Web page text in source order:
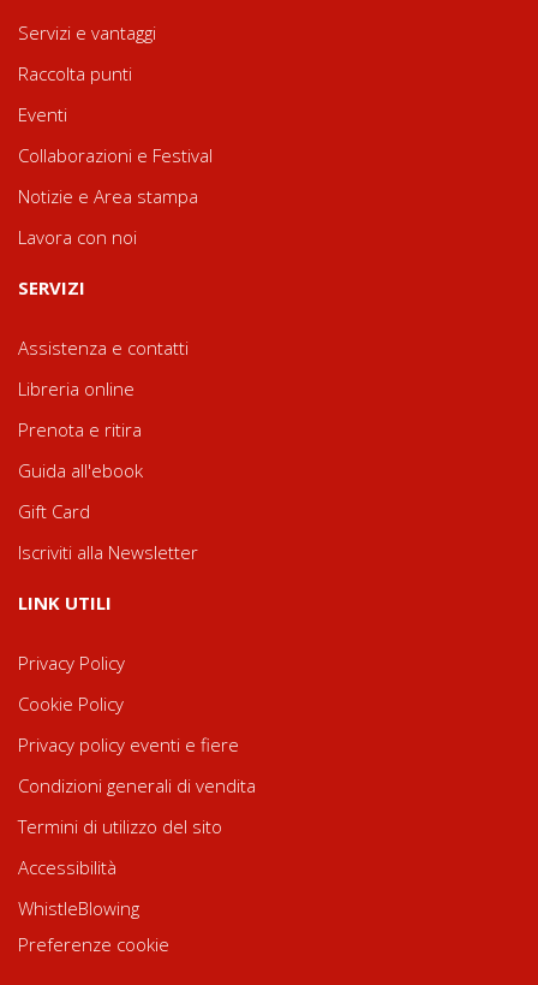
Servizi e vantaggi
Raccolta punti
Eventi
Collaborazioni e Festival
Notizie e Area stampa
Lavora con noi
SERVIZI
Assistenza e contatti
Libreria online
Prenota e ritira
Guida all'ebook
Gift Card
Iscriviti alla Newsletter
LINK UTILI
Privacy Policy
Cookie Policy
Privacy policy eventi e fiere
Condizioni generali di vendita
Termini di utilizzo del sito
Accessibilità
WhistleBlowing
Preferenze cookie